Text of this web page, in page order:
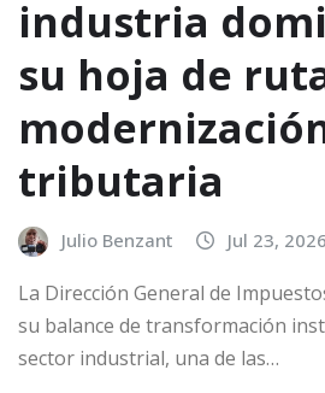
industria
su hoja de
tributaria
Julio Benzant Jul 23, 2026
La Dirección General de
su balance de transformación
sector industrial, una de las…